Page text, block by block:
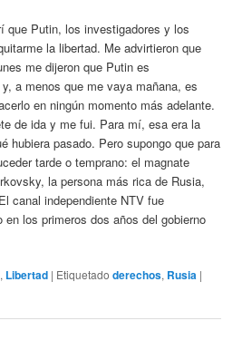
que Putin, los investigadores y los
la libertad. Me advirtieron que
me dijeron que Putin es
a menos que me vaya mañana, es
en ningún momento más adelante.
de ida y me fui. Para mí, esa era la
hubiera pasado. Pero supongo que para
tarde o temprano: el magnate
la persona más rica de Rusia,
canal independiente NTV fue
en los primeros dos años del gobierno
, Libertad | Etiquetado derechos, Rusia |